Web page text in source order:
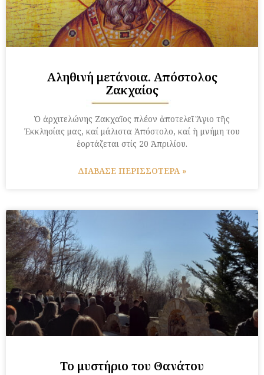
Αληθινή μετάνοια. Απόστολος
Ζακχαίος
Ὁ ἀρχιτελώνης Ζακχαῖος πλέον ἀποτελεῖ Ἅγιο τῆς
Ἐκκλησίας μας, καί μάλιστα Ἀπόστολο, καί ἡ μνήμη του
ἑορτάζεται στίς 20 Ἀπριλίου.
ΔΙΑΒΑΣΕ ΠΕΡΙΣΣΟΤΕΡΑ »
Το μυστήριο του Θανάτου